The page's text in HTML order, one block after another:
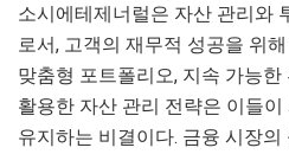
소시에테제너럴은 자산 관리와
로서, 고객의 재무적 성공을 위
맞춤형 포트폴리오, 지속 가능
활용한 자산 관리 전략은 이들
유지하는 비결이다. 금융 시장